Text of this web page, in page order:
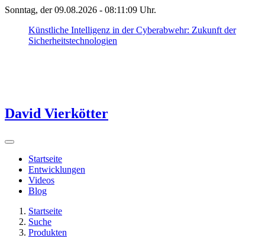
Sonntag, der 09.08.2026 - 08:11:09 Uhr.
Künstliche Intelligenz in der Cyberabwehr: Zukunft der
Sicherheitstechnologien
David Vierkötter
Startseite
Entwicklungen
Videos
Blog
Startseite
Suche
Produkten